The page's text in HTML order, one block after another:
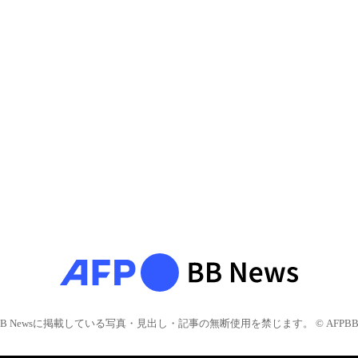
Newsに掲載している写真・見出し・記事の無断使用を禁じます。 © AFPBB